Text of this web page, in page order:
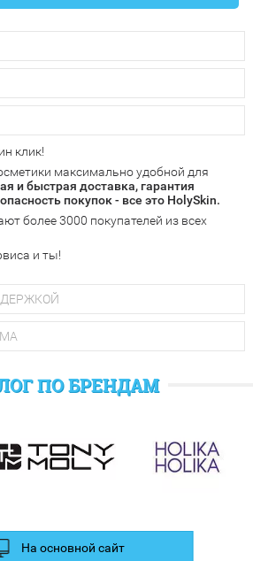
по всем городам России.
курьером, Почтой России или
выдачи PickPoint или пункте
осуществляется ужена
получитьбесплатную
доставки и оплаты в Вашем городе
заказ любым удобным способом:
(
(Альфа-банк, Сбербанк) и другими
клик!
максимально удобной для
и быстрая доставка, гарантия
покупок - все это HolySkin.
более 3000 покупателей из всех
и ты!
на все Ваши вопросы по работе
по товарам, рассказать о
баллы Вы можете получить за отзыв и
ПО БРЕНДАМ
На основной сайт